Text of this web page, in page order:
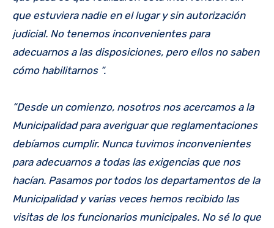
que estuviera nadie en el lugar y sin autorización
judicial. No tenemos inconvenientes para
adecuarnos a las disposiciones, pero ellos no saben
cómo habilitarnos “.
“Desde un comienzo, nosotros nos acercamos a la
Municipalidad para averiguar que reglamentaciones
debíamos cumplir. Nunca tuvimos inconvenientes
para adecuarnos a todas las exigencias que nos
hacían. Pasamos por todos los departamentos de la
Municipalidad y varias veces hemos recibido las
visitas de los funcionarios municipales. No sé lo que